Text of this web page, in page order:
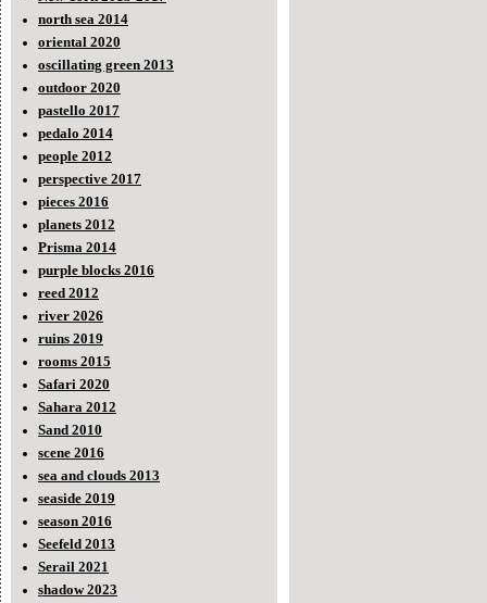
north sea 2014
oriental 2020
oscillating green 2013
outdoor 2020
pastello 2017
pedalo 2014
people 2012
perspective 2017
pieces 2016
planets 2012
Prisma 2014
purple blocks 2016
reed 2012
river 2026
ruins 2019
rooms 2015
Safari 2020
Sahara 2012
Sand 2010
scene 2016
sea and clouds 2013
seaside 2019
season 2016
Seefeld 2013
Serail 2021
shadow 2023